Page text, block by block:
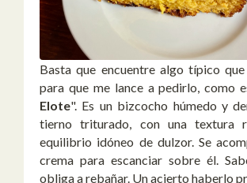
Basta que encuentre algo típico
para que me lance a pedirlo, como
Elote". Es un bizcocho húmedo y
tierno triturado, con una textura
equilibrio idóneo de dulzor. Se
crema para escanciar sobre él.
obliga a rebañar. Un acierto haberlo